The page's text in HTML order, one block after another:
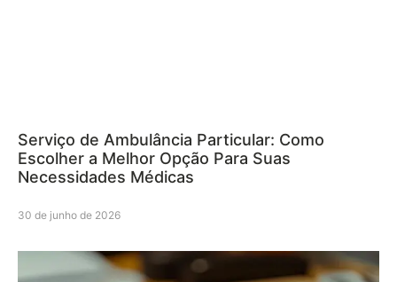
Serviço de Ambulância Particular: Como
Escolher a Melhor Opção Para Suas
Necessidades Médicas
30 de junho de 2026